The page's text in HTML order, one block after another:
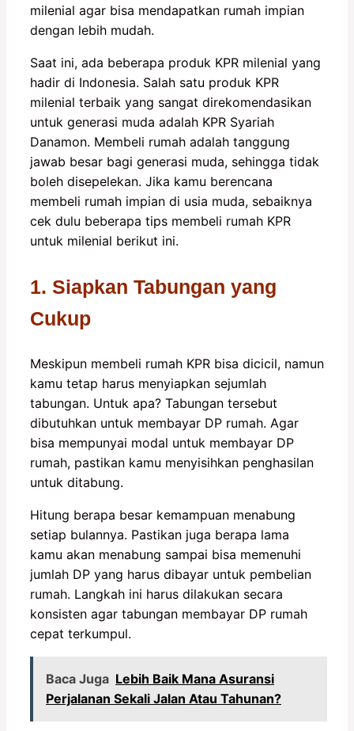
milenial agar bisa mendapatkan rumah impian
dengan lebih mudah.
Saat ini, ada beberapa produk KPR milenial yang
hadir di Indonesia. Salah satu produk KPR
milenial terbaik yang sangat direkomendasikan
untuk generasi muda adalah KPR Syariah
Danamon. Membeli rumah adalah tanggung
jawab besar bagi generasi muda, sehingga tidak
boleh disepelekan. Jika kamu berencana
membeli rumah impian di usia muda, sebaiknya
cek dulu beberapa tips membeli rumah KPR
untuk milenial berikut ini.
1. Siapkan Tabungan yang
Cukup
Meskipun membeli rumah KPR bisa dicicil, namun
kamu tetap harus menyiapkan sejumlah
tabungan. Untuk apa? Tabungan tersebut
dibutuhkan untuk membayar DP rumah. Agar
bisa mempunyai modal untuk membayar DP
rumah, pastikan kamu menyisihkan penghasilan
untuk ditabung.
Hitung berapa besar kemampuan menabung
setiap bulannya. Pastikan juga berapa lama
kamu akan menabung sampai bisa memenuhi
jumlah DP yang harus dibayar untuk pembelian
rumah. Langkah ini harus dilakukan secara
konsisten agar tabungan membayar DP rumah
cepat terkumpul.
Baca Juga Lebih Baik Mana Asuransi
Perjalanan Sekali Jalan Atau Tahunan?